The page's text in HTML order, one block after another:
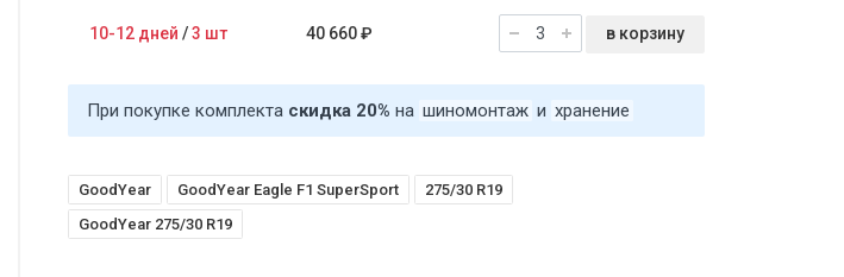
10-12 дней /3 шт 40 660 ₽ в корзину
При покупке комплекта скидка 20% на шиномонтаж и хранение
GoodYear GoodYear Eagle F1 SuperSport
275/30 R19
GoodYear 275/30 R19